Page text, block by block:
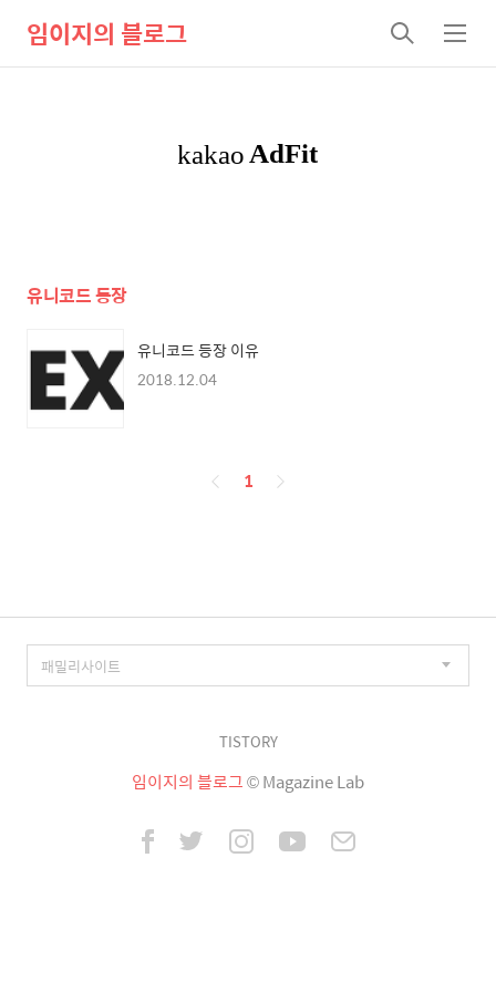
임이지의 블로그
검
색
메
뉴
유니코드 등장
유니코드 등장 이유
2018.12.04
페
1
TISTORY
임이지의 블로그© Magazine Lab